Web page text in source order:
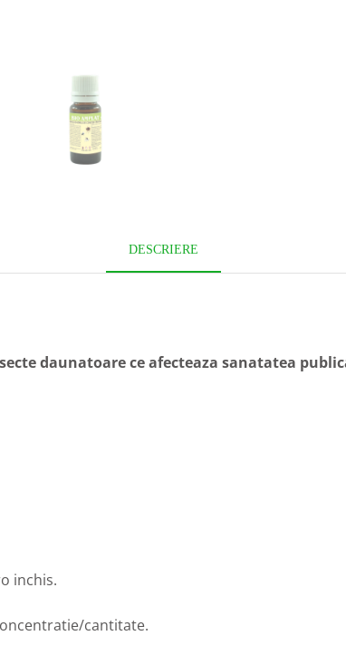
DESCRIERE
daunatoare ce afecteaza sanatatea
inchis.
cantitate.